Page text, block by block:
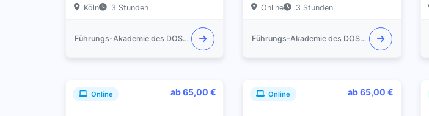
Köln 3 Stunden
Führungs-Akademie des DOSB e.V.
Online 3 Stunden
Führungs-Akademie des DOSB e.V.
Online ab 65,00 € Online ab 65,00 €